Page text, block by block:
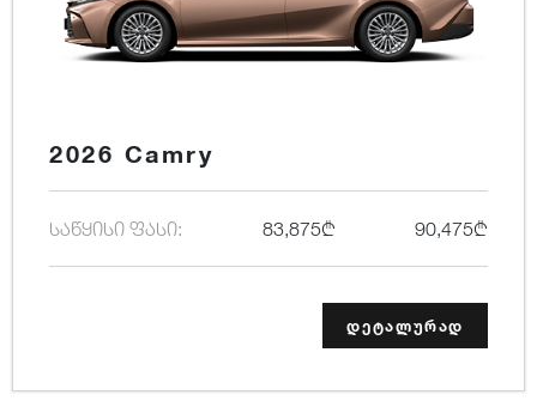
2026 Camry
საწყისი ფასი: 83,875₾ 90,475₾
დეტალურად